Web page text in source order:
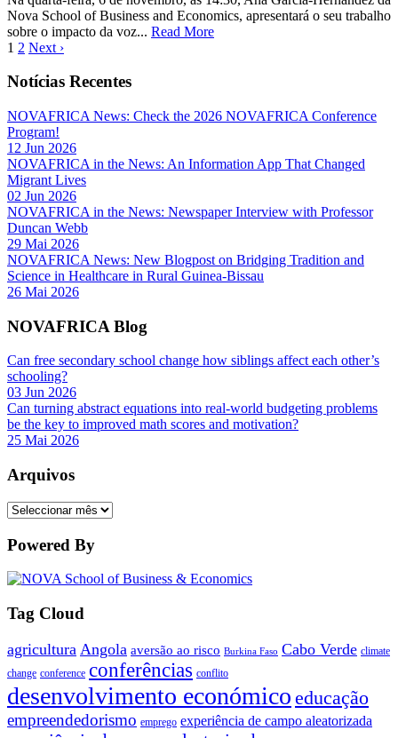
Nova School of Business and Economics, apresentará o seu trabalho
sobre o impacto da voz... Read More
1 2 Next ›
Notícias Recentes
NOVAFRICA News: Check the 2026 NOVAFRICA Conference
Program!
12 Jun 2026
NOVAFRICA in the News: An Information App That Changed
Migrant Lives
02 Jun 2026
NOVAFRICA in the News: Newspaper Interview with Professor
Duncan Webb
29 Mai 2026
NOVAFRICA News: New Blogpost on Bridging Tradition and
Science in Healthcare in Rural Guinea-Bissau
26 Mai 2026
NOVAFRICA Blog
Can free secondary school change how siblings affect each other’s
schooling?
03 Jun 2026
Can turning abstract equations into real-world budgeting problems
be the key to improved math scores and motivation?
25 Mai 2026
Arquivos
Arquivos
Powered By
Tag Cloud
agricultura Angola aversão ao risco Burkina Faso Cabo Verde climate
change conference conferências conflito
desenvolvimento económico educação
empreendedorismo emprego experiência de campo aleatorizada